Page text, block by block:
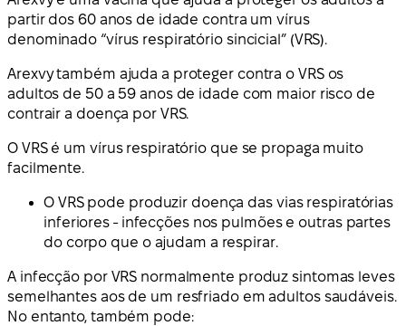
partir dos 60 anos de idade contra um vírus
denominado “vírus respiratório sincicial” (VRS).
Arexvy também ajuda a proteger contra o VRS os
adultos de 50 a 59 anos de idade com maior risco de
contrair a doença por VRS.
O VRS é um vírus respiratório que se propaga muito
facilmente.
O VRS pode produzir doença das vias respiratórias
inferiores - infecções nos pulmões e outras partes
do corpo que o ajudam a respirar.
A infecção por VRS normalmente produz sintomas leves
semelhantes aos de um resfriado em adultos saudáveis.
No entanto, também pode: